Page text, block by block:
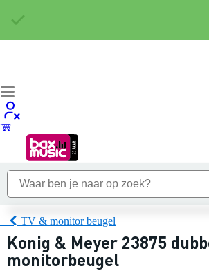
TV & monitor beugel
Konig & Meyer 23875
monitorbeugel